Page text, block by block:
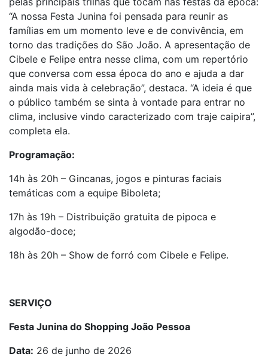
“A nossa Festa Junina foi pensada para reunir as
famílias em um momento leve e de convivência, em
torno das tradições do São João. A apresentação de
Cibele e Felipe entra nesse clima, com um repertório
que conversa com essa época do ano e ajuda a dar
ainda mais vida à celebração”, destaca. “A ideia é que
o público também se sinta à vontade para entrar no
clima, inclusive vindo caracterizado com traje caipira”,
completa ela.
Programação:
14h às 20h – Gincanas, jogos e pinturas faciais
temáticas com a equipe Biboleta;
17h às 19h – Distribuição gratuita de pipoca e
algodão-doce;
18h às 20h – Show de forró com Cibele e Felipe.
SERVIÇO
Festa Junina do Shopping João Pessoa
Data: 26 de junho de 2026